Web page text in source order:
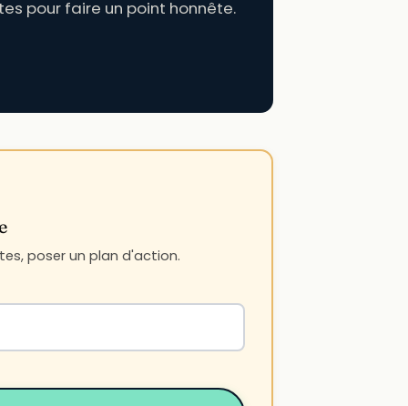
pour faire un point honnête.
poser un plan d'action.